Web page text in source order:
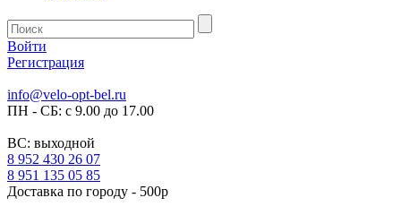
Войти
Регистрация
info@velo-opt-bel.ru
ПН - СБ: с 9.00 до 17.00
ВС: выходной
8 952 430 26 07
8 951 135 05 85
Доставка по городу - 500р